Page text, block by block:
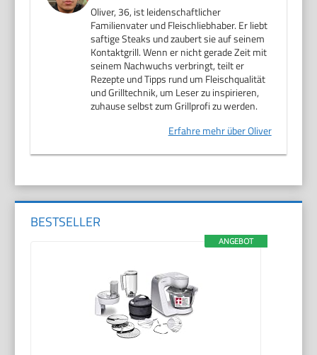
Oliver, 36, ist leidenschaftlicher
Familienvater und Fleischliebhaber. Er liebt
saftige Steaks und zaubert sie auf seinem
Kontaktgrill. Wenn er nicht gerade Zeit mit
seinem Nachwuchs verbringt, teilt er
Rezepte und Tipps rund um Fleischqualität
und Grilltechnik, um Leser zu inspirieren,
zuhause selbst zum Grillprofi zu werden.
Erfahre mehr über Oliver
BESTSELLER
ANGEBOT